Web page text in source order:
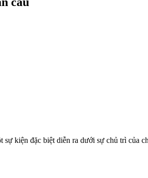
kiện đặc biệt diễn ra dưới sự chủ trì của